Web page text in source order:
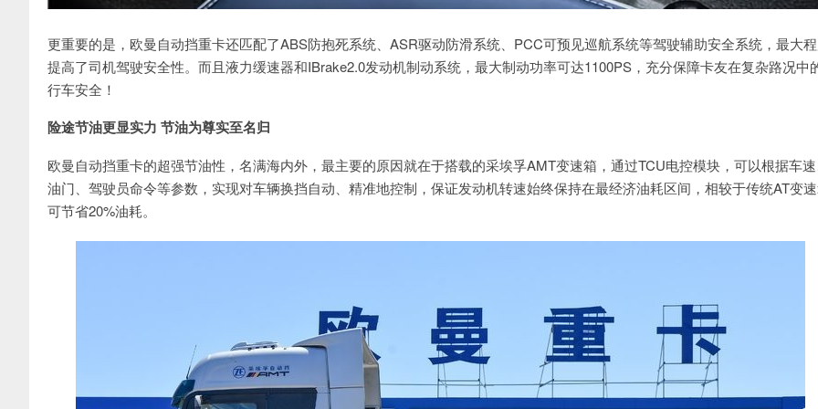
更重要的是，欧曼自动挡重卡还匹配了ABS防抱死系统、ASR驱动防滑系统、PCC可预见巡航系统等驾驶辅助安全系统，最大
提高了司机驾驶安全性。而且液力缓速器和IBrake2.0发动机制动系统，最大制动功率可达1100PS，充分保障卡友在复杂路况中
行车安全！
险途节油更显实力 节油为尊实至名归
欧曼自动挡重卡的超强节油性，名满海内外，最主要的原因就在于搭载的采埃孚AMT变速箱，通过TCU电控模块，可以根据车速
油门、驾驶员命令等参数，实现对车辆换挡自动、精准地控制，保证发动机转速始终保持在最经济油耗区间，相较于传统AT变
可节省20%油耗。